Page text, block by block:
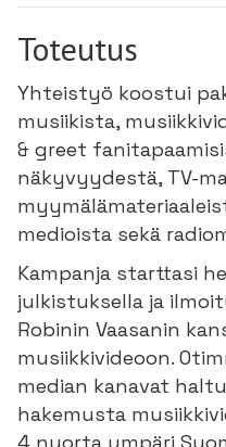
Toteutus
Yhteistyö koostui
musiikista,
& greet
näkyvyydestä, TV-
medioista sekä
Kampanja starttasi
julkistuksella ja
Robinin Vaasanin
musiikkivideoon.
median kanavat
hakemusta